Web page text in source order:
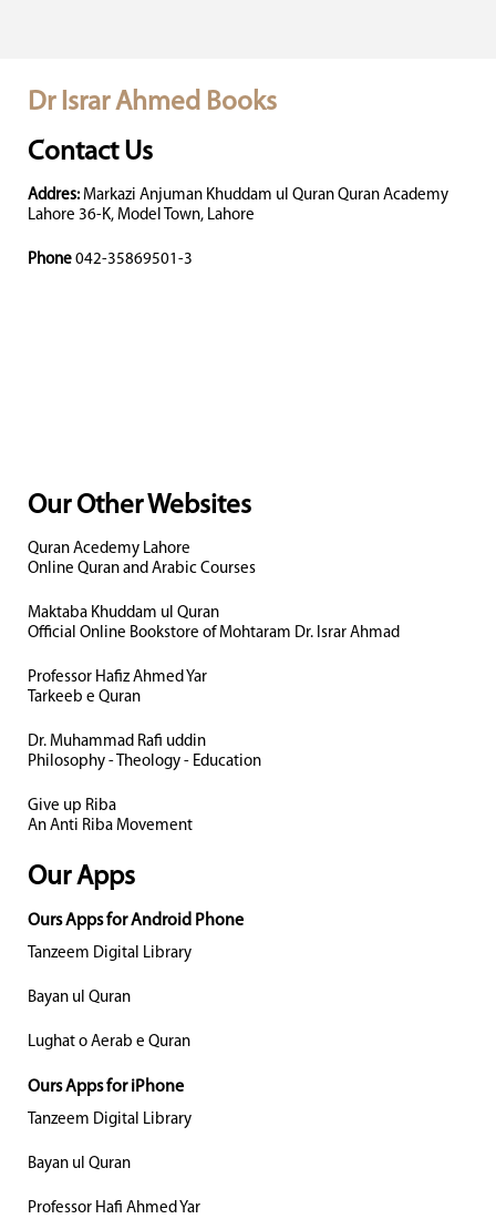
Dr Israr Ahmed Books
Contact Us
Addres: Markazi Anjuman Khuddam ul Quran Quran Academy
Lahore 36-K, Model Town, Lahore
Phone 042-35869501-3
Our Other Websites
Quran Acedemy Lahore
Online Quran and Arabic Courses
Maktaba Khuddam ul Quran
Official Online Bookstore of Mohtaram Dr. Israr Ahmad
Professor Hafiz Ahmed Yar
Tarkeeb e Quran
Dr. Muhammad Rafi uddin
Philosophy - Theology - Education
Give up Riba
An Anti Riba Movement
Our Apps
Ours Apps for Android Phone
Tanzeem Digital Library
Bayan ul Quran
Lughat o Aerab e Quran
Ours Apps for iPhone
Tanzeem Digital Library
Bayan ul Quran
Professor Hafi Ahmed Yar